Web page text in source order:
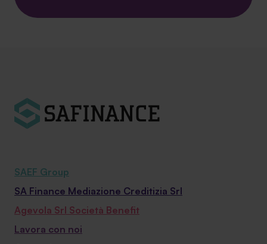
SAEF Group
SA Finance Mediazione Creditizia Srl
Agevola Srl Società Benefit
Lavora con noi